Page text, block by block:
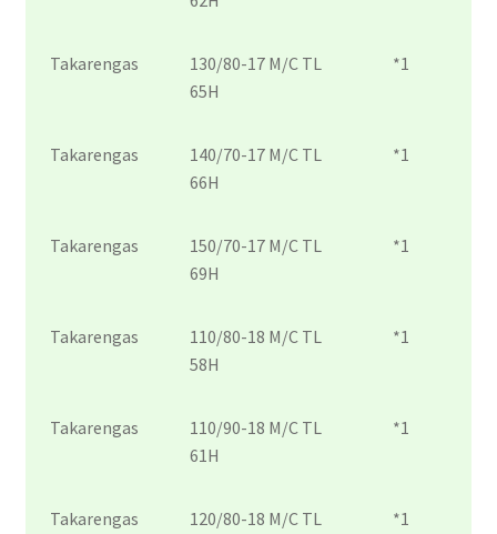
Takarengas
130/80-17 M/C TL
65H
*1
Takarengas
140/70-17 M/C TL
66H
*1
Takarengas
150/70-17 M/C TL
69H
*1
Takarengas
110/80-18 M/C TL
58H
*1
Takarengas
110/90-18 M/C TL
61H
*1
Takarengas
120/80-18 M/C TL
*1